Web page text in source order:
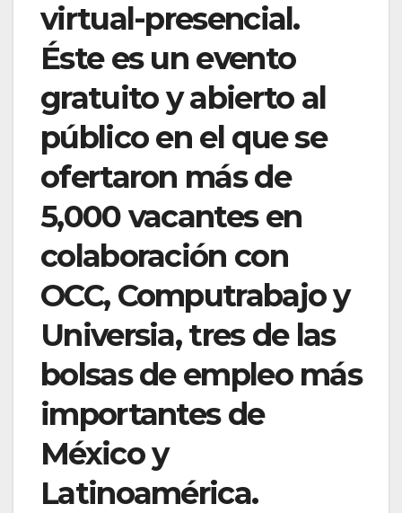
virtual-presencial.
Éste es un evento
gratuito y abierto al
público en el que se
ofertaron más de
5,000 vacantes en
colaboración con
OCC, Computrabajo y
Universia, tres de las
bolsas de empleo más
importantes de
México y
Latinoamérica.